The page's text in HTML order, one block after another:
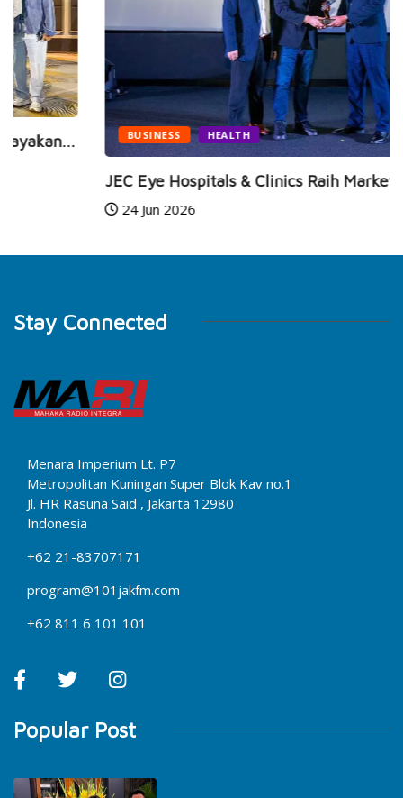
BUSINESS HEALTH
JEC Eye Hospitals & Clinics Raih Marketeers...
Stay Connected
Menara Imperium Lt. P7
Metropolitan Kuningan Super Blok Kav no.1
Jl. HR Rasuna Said , Jakarta 12980
Indonesia
+62 21-83707171
program@101jakfm.com
+62 811 6 101 101
Popular Post